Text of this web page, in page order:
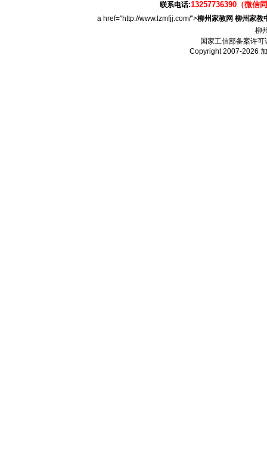
联系电话:13257736390（微信
a href="http://www.lzmfjj.com/">柳州家教网 柳州家教
柳
国家工信部备案许可
Copyright 2007-2026